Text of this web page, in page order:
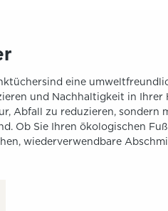
eine
und Nachhaltigkeit in
Abfall zu reduzieren, sondern
Ob Sie Ihren ökologischen
wiederverwendbare